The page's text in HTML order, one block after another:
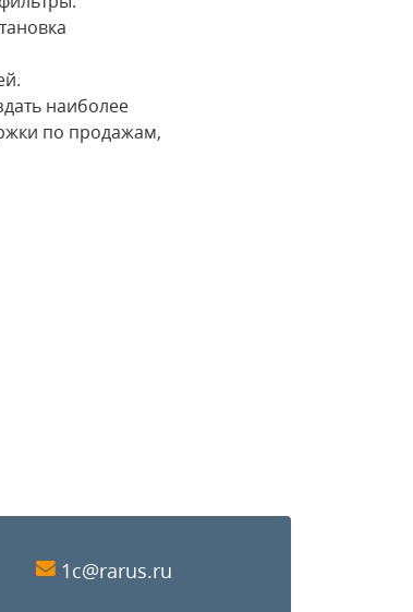
наиболее
по продажам,
1c@rarus.ru